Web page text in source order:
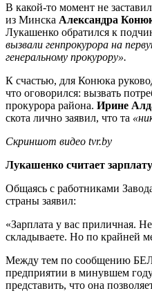
В какой-то момент не
из Минска Александра
Лукашенко обратился к
вызвали генпрокурора на
генеральному прокурору».
К счастью, для Конюка
что оговорился: вызвать
прокурора района. Ирине
скота лично заявил, что та
Скриншот видео tvr.by
Лукашенко считает
Общаясь с работниками
страны заявил:
«Зарплата у вас приличная.
складываете. Но по крайней
Между тем по сообщению
предприятии в минувшем
представить, что она